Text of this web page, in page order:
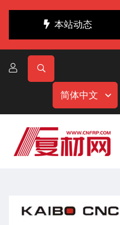
本站动态
简体中文